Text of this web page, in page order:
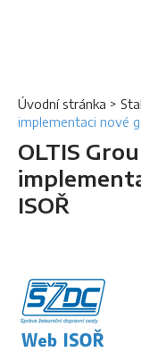
Úvodní stránka >
implementaci nové
OLTIS
ISOŘ